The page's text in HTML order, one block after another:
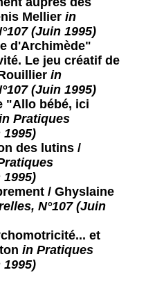
Mellier in
(Juin 1995)
d'Archimède"
Le jeu créatif de
in
(Juin 1995)
"Allo bébé, ici
Pratiques
des lutins /
/ Ghyslaine
N°107 (Juin
et
in Pratiques